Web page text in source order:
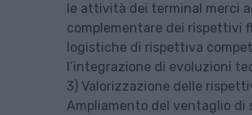
le attività dei terminal merci
complementare dei rispettivi
logistiche di rispettiva
l’integrazione di evoluzioni
3) Valorizzazione delle
Ampliamento del ventaglio di